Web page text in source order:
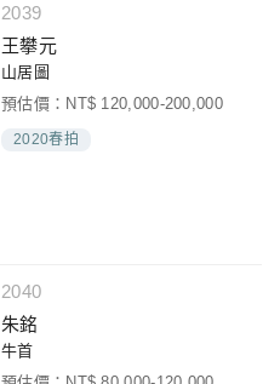
2039
王攀元
山居圖
預估價：NT$ 120,000-200,000
2020春拍
2040
朱銘
牛首